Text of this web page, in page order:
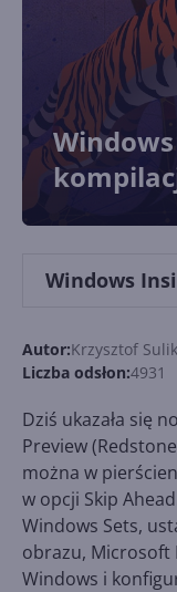
Windows
Autor:Krzysztof
Liczba odsłon:4931
Dziś ukazała się
Preview
można w
w opcji Skip
Windows Sets,
obrazu, Microsoft
Windows i